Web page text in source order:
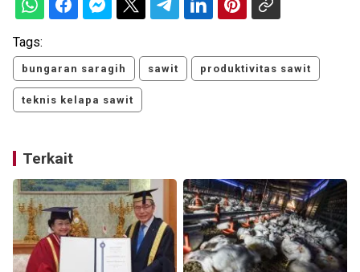
Tags:
bungaran saragih sawit produktivitas sawit
teknis kelapa sawit
Terkait